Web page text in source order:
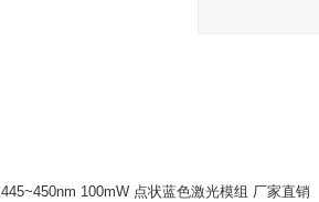
445~450nm 100mW 点状蓝色激光模组 厂家直销